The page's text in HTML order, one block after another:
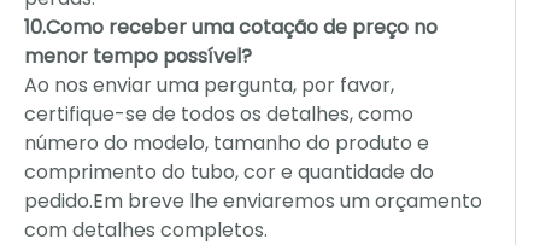
10.Como receber uma cotação de preço no
menor tempo possível?
Ao nos enviar uma pergunta, por favor,
certifique-se de todos os detalhes, como
número do modelo, tamanho do produto e
comprimento do tubo, cor e quantidade do
pedido.Em breve lhe enviaremos um orçamento
com detalhes completos.